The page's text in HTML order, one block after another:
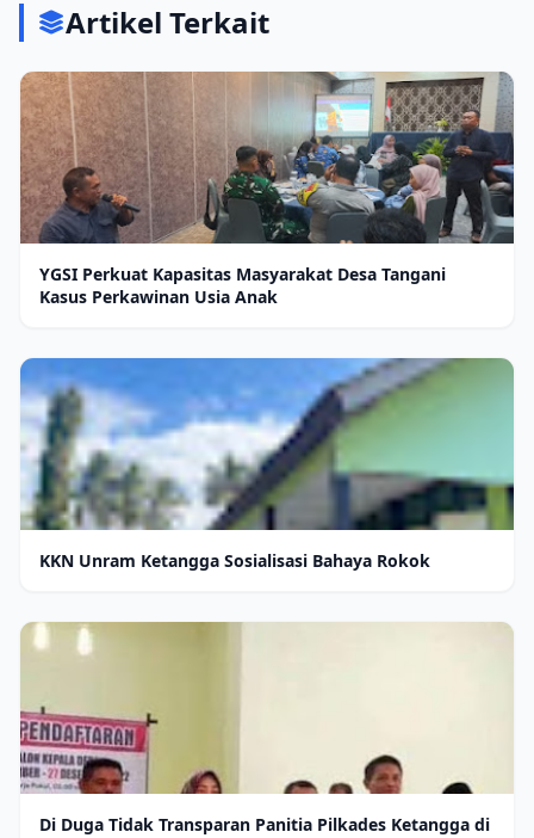
Artikel Terkait
YGSI Perkuat Kapasitas Masyarakat Desa Tangani
Kasus Perkawinan Usia Anak
KKN Unram Ketangga Sosialisasi Bahaya Rokok
Di Duga Tidak Transparan Panitia Pilkades Ketangga di